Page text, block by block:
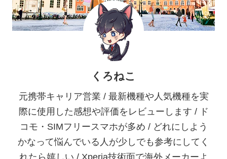
くろねこ
元携帯キャリア営業 / 最新機種や人気機種を実
際に使用した感想や評価をレビューします / ド
コモ・SIMフリースマホが多め / どれにしよう
かなって悩んでいる人が少しでも参考にしてく